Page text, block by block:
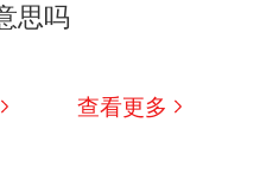
思吗
查看更多
在床头放菜刀的女孩，
句“跟我回家”改写了
子饺子，美国怕什